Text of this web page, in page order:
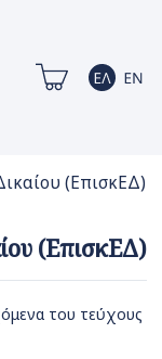
(ΕπισκΕΔ)
(ΕπισκΕΔ)
του τεύχους